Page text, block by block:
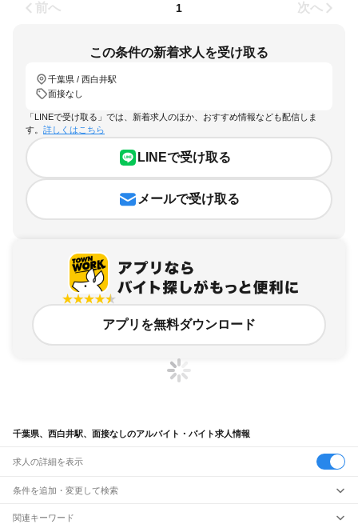
前へ 1 次へ
この条件の新着求人を受け取る
千葉県 / 西白井駅
面接なし
「LINEで受け取る」では、新着求人のほか、おすすめ情報なども配信しま
す。 詳しくはこちら
LINEで受け取る
メールで受け取る
アプリを無料ダウンロード
千葉県、西白井駅、面接なしのアルバイト・バイト求人情報
求人の詳細を表示
条件を追加・変更して検索
市区町村を追加・変更
関連キーワード